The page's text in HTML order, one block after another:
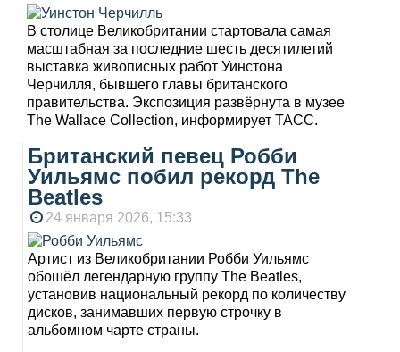
В столице Великобритании стартовала самая
масштабная за последние шесть десятилетий
выставка живописных работ Уинстона
Черчилля, бывшего главы британского
правительства. Экспозиция развёрнута в музее
The Wallace Collection, информирует ТАСС.
Британский певец Робби
Уильямс побил рекорд The
Beatles
24 января 2026, 15:33
Артист из Великобритании Робби Уильямс
обошёл легендарную группу The Beatles,
установив национальный рекорд по количеству
дисков, занимавших первую строчку в
альбомном чарте страны.